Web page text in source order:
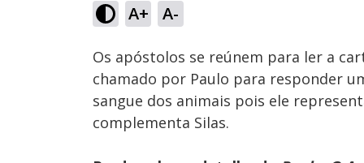
A+ A-
Ativar
Som
Os apóstolos se reúnem para ler a
chamado por Paulo para responder
sangue dos animais pois ele
complementa Silas.